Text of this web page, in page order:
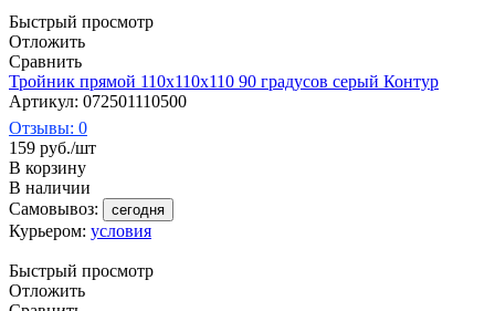
Быстрый просмотр
Отложить
Сравнить
Тройник прямой 110х110х110 90 градусов серый Контур
Артикул: 072501110500
Отзывы: 0
159 руб./шт
В корзину
В наличии
Самовывоз:
сегодня
Курьером: условия
Быстрый просмотр
Отложить